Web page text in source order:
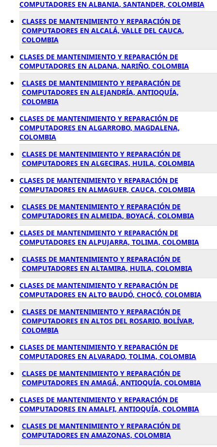
COMPUTADORES EN ALBANIA, SANTANDER, COLOMBIA
CLASES DE MANTENIMIENTO Y REPARACIÓN DE
COMPUTADORES EN ALCALÁ, VALLE DEL CAUCA,
COLOMBIA
CLASES DE MANTENIMIENTO Y REPARACIÓN DE
COMPUTADORES EN ALDANA, NARIÑO, COLOMBIA
CLASES DE MANTENIMIENTO Y REPARACIÓN DE
COMPUTADORES EN ALEJANDRÍA, ANTIOQUÍA,
COLOMBIA
CLASES DE MANTENIMIENTO Y REPARACIÓN DE
COMPUTADORES EN ALGARROBO, MAGDALENA,
COLOMBIA
CLASES DE MANTENIMIENTO Y REPARACIÓN DE
COMPUTADORES EN ALGECIRAS, HUILA, COLOMBIA
CLASES DE MANTENIMIENTO Y REPARACIÓN DE
COMPUTADORES EN ALMAGUER, CAUCA, COLOMBIA
CLASES DE MANTENIMIENTO Y REPARACIÓN DE
COMPUTADORES EN ALMEIDA, BOYACÁ, COLOMBIA
CLASES DE MANTENIMIENTO Y REPARACIÓN DE
COMPUTADORES EN ALPUJARRA, TOLIMA, COLOMBIA
CLASES DE MANTENIMIENTO Y REPARACIÓN DE
COMPUTADORES EN ALTAMIRA, HUILA, COLOMBIA
CLASES DE MANTENIMIENTO Y REPARACIÓN DE
COMPUTADORES EN ALTO BAUDÓ, CHOCÓ, COLOMBIA
CLASES DE MANTENIMIENTO Y REPARACIÓN DE
COMPUTADORES EN ALTOS DEL ROSARIO, BOLÍVAR,
COLOMBIA
CLASES DE MANTENIMIENTO Y REPARACIÓN DE
COMPUTADORES EN ALVARADO, TOLIMA, COLOMBIA
CLASES DE MANTENIMIENTO Y REPARACIÓN DE
COMPUTADORES EN AMAGÁ, ANTIOQUÍA, COLOMBIA
CLASES DE MANTENIMIENTO Y REPARACIÓN DE
COMPUTADORES EN AMALFI, ANTIOQUÍA, COLOMBIA
CLASES DE MANTENIMIENTO Y REPARACIÓN DE
COMPUTADORES EN AMAZONAS, COLOMBIA